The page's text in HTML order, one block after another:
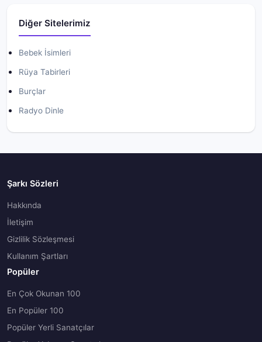
Diğer Sitelerimiz
Bebek İsimleri
Rüya Tabirleri
Burçlar
Radyo Dinle
Şarkı Sözleri
Hakkında
İletişim
Gizlilik Sözleşmesi
Kullanım Şartları
Popüler
En Çok Okunan 100
En Popüler 100
Popüler Yerli Sanatçılar